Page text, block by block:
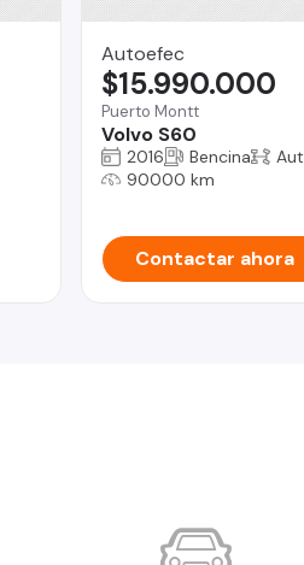
Autoefec
Puerto Montt
Volvo S60
$15.990.000
2016 Bencina
90000 km
Contactar ahora